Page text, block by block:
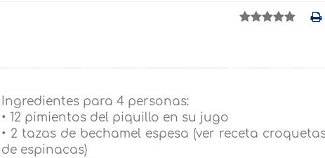
Ingredientes para 4 personas:
• 12 pimientos del piquillo en su jugo
• 2 tazas de bechamel espesa (ver receta
de espinacas)